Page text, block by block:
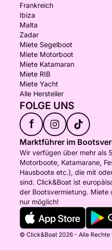
Frankreich
Ibiza
Malta
Zadar
Miete Segelboot
Miete Motorboot
Miete Katamaran
Miete RIB
Miete Yacht
Alle Hersteller
FOLGE UNS
f
Marktführer im
Wir verfügen über mehr als
Motorboote, Katamarane,
Hausboote etc.), die mit
sind. Click&Boat ist
der Bootsvermietung. Miete
nur möglich!
© Click&Boat 2026 - Alle Rechte